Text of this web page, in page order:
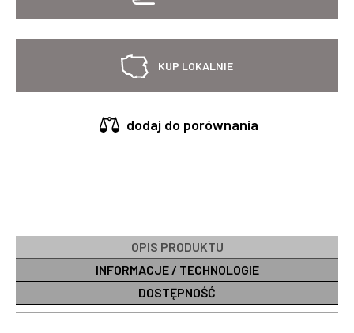
KUP LOKALNIE
dodaj do porównania
OPIS PRODUKTU
INFORMACJE / TECHNOLOGIE
DOSTĘPNOŚĆ